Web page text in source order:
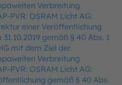
Verbreitung
PVR: OSRAM Licht AG:
einer Veröffentlichung
31.10.2019 gemäß § 40 Abs. 1
mit dem Ziel der
Verbreitung
PVR: OSRAM Licht AG:
gemäß § 40 Abs.